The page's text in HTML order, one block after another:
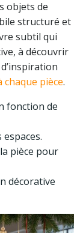
objets de
structuré et
subtil qui
à découvrir
chaque pièce.
fonction de
pièce pour
décorative